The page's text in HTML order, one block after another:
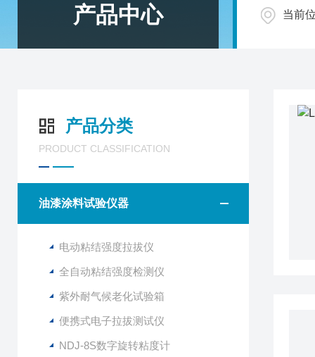
产品中心 当前
产品分类
PRODUCT CLASSIFICATION
油漆涂料试验仪器
电动粘结强度拉拔仪
全自动粘结强度检测仪
紫外耐气候老化试验箱
便携式电子拉拔测试仪
NDJ-8S数字旋转粘度计